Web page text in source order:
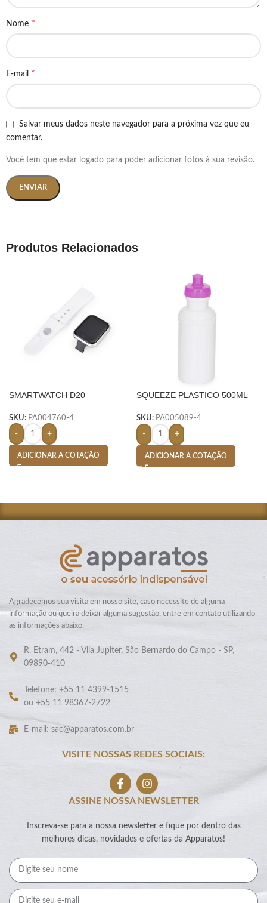
Nome *
E-mail *
Salvar meus dados neste navegador para a próxima vez que eu
comentar.
Você tem que estar logado para poder adicionar fotos à sua revisão.
Produtos Relacionados
SMARTWATCH D20
SKU: PA004760-4
- +
ADICIONAR A COTAÇÃO
SQUEEZE PLASTICO 500ML
SKU: PA005089-4
- +
ADICIONAR A COTAÇÃO
Agradecemos sua visita em nosso site, caso necessite de alguma
informação ou queira deixar alguma sugestão, entre em contato utilizando
as informações abaixo.
R. Etram, 442 - Vila Jupiter, São Bernardo do Campo - SP,
09890-410
Telefone: +55 11 4399-1515
ou +55 11 98367-2722
E-mail: sac@apparatos.com.br
VISITE NOSSAS REDES SOCIAIS:
ASSINE NOSSA NEWSLETTER
Inscreva-se para a nossa newsletter e fique por dentro das
melhores dicas, novidades e ofertas da Apparatos!